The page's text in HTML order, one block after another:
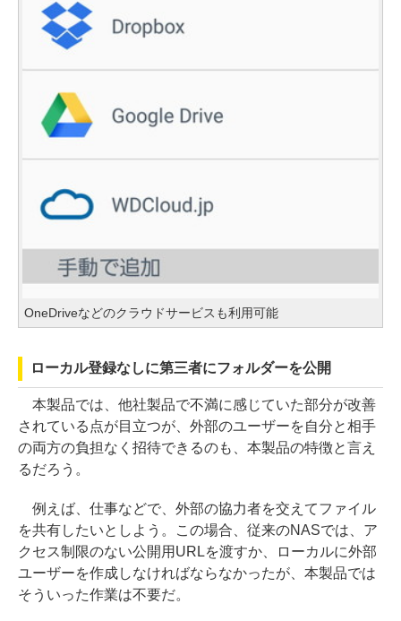
OneDriveなどのクラウドサービスも利用可能
ローカル登録なしに第三者にフォルダーを公開
本製品では、他社製品で不満に感じていた部分が改善
されている点が目立つが、外部のユーザーを自分と相手
の両方の負担なく招待できるのも、本製品の特徴と言え
るだろう。
例えば、仕事などで、外部の協力者を交えてファイル
を共有したいとしよう。この場合、従来のNASでは、ア
クセス制限のない公開用URLを渡すか、ローカルに外部
ユーザーを作成しなければならなかったが、本製品では
そういった作業は不要だ。